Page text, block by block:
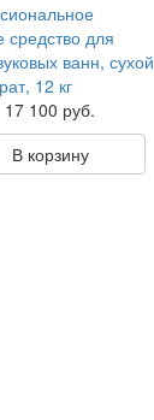
для
ванн, сухой
12 кг
17 100 руб.
В корзину